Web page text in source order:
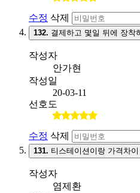
수정 삭제
132.
작성자
안가현
작성일
20-03-11
선호도
수정 삭제
131. 티스테이션이랑 가격차
작성자
염제환